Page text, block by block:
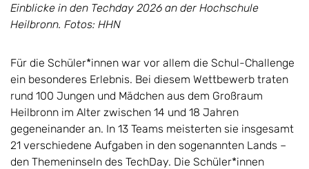
Einblicke in den Techday 2026 an der Hochschule
Heilbronn. Fotos: HHN
Für die Schüler*innen war vor allem die Schul-Challenge
ein besonderes Erlebnis. Bei diesem Wettbewerb traten
rund 100 Jungen und Mädchen aus dem Großraum
Heilbronn im Alter zwischen 14 und 18 Jahren
gegeneinander an. In 13 Teams meisterten sie insgesamt
21 verschiedene Aufgaben in den sogenannten Lands –
den Themeninseln des TechDay. Die Schüler*innen